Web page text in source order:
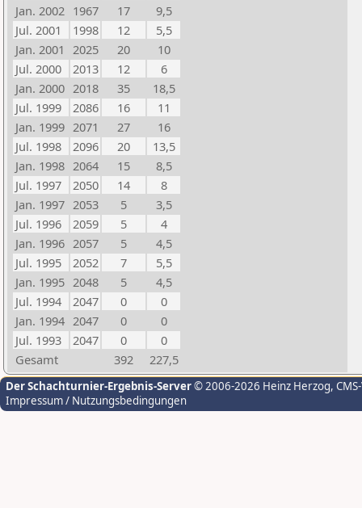
Jan. 2002 1967 17
9,5
Jul. 2001
1998 12
5,5
Jan. 2001 2025 20
10
Jul. 2000
2013 12
6
Jan. 2000 2018 35
18,5
Jul. 1999
2086 16
11
Jan. 1999 2071 27
16
Jul. 1998
2096 20
13,5
Jan. 1998 2064 15
8,5
Jul. 1997
2050 14
8
Jan. 1997 2053 5
3,5
Jul. 1996
2059 5
4
Jan. 1996 2057 5
4,5
Jul. 1995
2052 7
5,5
Jan. 1995 2048 5
4,5
Jul. 1994
2047 0
0
Jan. 1994 2047 0
0
Jul. 1993
2047 0
0
Gesamt
392 227,5
Der Schachturnier-Ergebnis-Server© 2006-2026 Heinz Herzog,
Impressum / Nutzungsbedingungen